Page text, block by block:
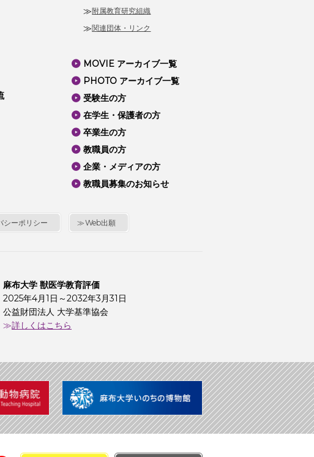
附属教育研究組織
関連団体・リンク
MOVIE アーカイブ一覧
PHOTO アーカイブ一覧
受験生の方
在学生・保護者の方
卒業生の方
教職員の方
企業・メディアの方
教職員募集のお知らせ
シーポリシー Web出願
麻布大学 獣医学教育評価
2025年4月1日～2032年3月31日
公益財団法人 大学基準協会
詳しくはこちら